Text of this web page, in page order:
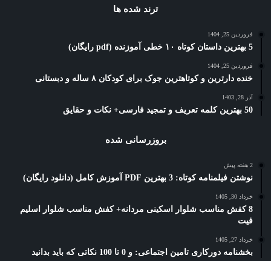
ترند شده ها
فروردین 25, 1404
5 بهترین داستان کوتاه ۱۰ خطی آموزنده (pdf رایگان)
فروردین 25, 1404
خنده دارترین و کوتاهترین جوک برای کودکان ۸ ساله و دبستانی
آذر 28, 1403
50 بهترین کلمه تعریف و تمجید فارسی+ نکات و حقایق
بروزرسانی شده
2 هفته پیش
نوشتن فیلمنامه کوتاه: 3 بهترین PDF آموزش کامل (دانلود رایگان)
خرداد 30, 1405
8 کفش مناسب شلوار اسکینی مردانه+ کفش مناسب شلوار اسلیم
فیت
خرداد 27, 1405
بخشنامه دورکاری تامین اجتماعی: و 0 تا 100 نکاتی که باید بدانید